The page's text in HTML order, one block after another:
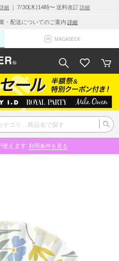
細 ｜ 7/30(木)14時〜 送料改訂詳細
・配送についてのご案内 詳細
MAGASEEK
使えます 利用条件を見る